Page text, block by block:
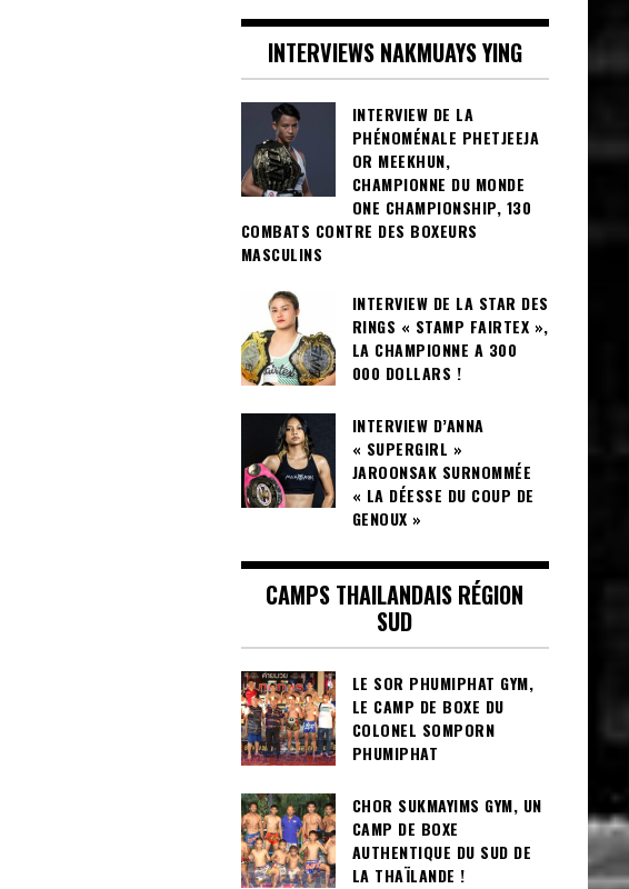
INTERVIEWS NAKMUAYS YING
INTERVIEW DE LA
PHÉNOMÉNALE PHETJEEJA
OR MEEKHUN,
CHAMPIONNE DU MONDE
ONE CHAMPIONSHIP, 130
COMBATS CONTRE DES BOXEURS
MASCULINS
INTERVIEW DE LA STAR DES
RINGS « STAMP FAIRTEX »,
LA CHAMPIONNE A 300
000 DOLLARS !
INTERVIEW D’ANNA
« SUPERGIRL »
JAROONSAK SURNOMMÉE
« LA DÉESSE DU COUP DE
GENOUX »
CAMPS THAILANDAIS RÉGION
SUD
LE SOR PHUMIPHAT GYM,
LE CAMP DE BOXE DU
COLONEL SOMPORN
PHUMIPHAT
CHOR SUKMAYIMS GYM, UN
CAMP DE BOXE
AUTHENTIQUE DU SUD DE
LA THAÏLANDE !